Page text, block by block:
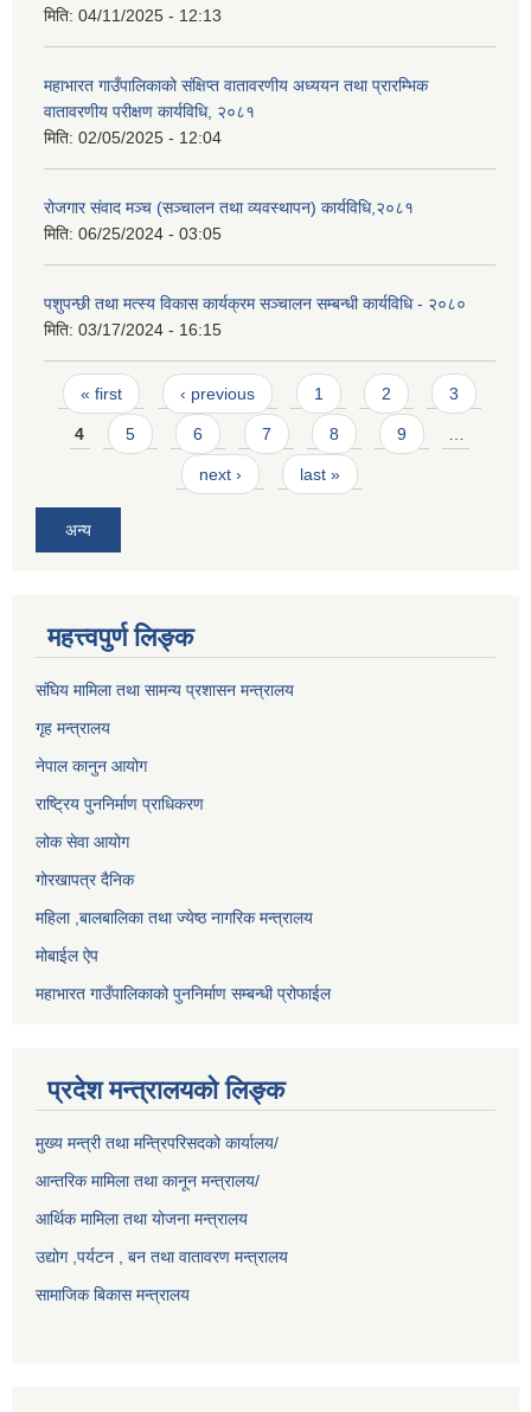
मिति: 04/11/2025 - 12:13
महाभारत गाउँपालिकाको संक्षिप्त वातावरणीय अध्ययन तथा प्रारम्भिक
वातावरणीय परीक्षण कार्यविधि, २०८१
मिति: 02/05/2025 - 12:04
रोजगार संवाद मञ्च (सञ्चालन तथा व्यवस्थापन) कार्यविधि,२०८१
मिति: 06/25/2024 - 03:05
पशुपन्छी तथा मत्स्य विकास कार्यक्रम सञ्चालन सम्बन्धी कार्यविधि - २०८०
मिति: 03/17/2024 - 16:15
Pages
« first ‹ previous 1 2 3
4 5 6 7 8 9
next › last »
अन्य
महत्त्वपुर्ण लिङ्क
संघिय मामिला तथा सामन्य प्रशासन मन्त्रालय
गृह मन्त्रालय
नेपाल कानुन आयोग
राष्ट्रिय पुननिर्माण प्राधिकरण
लोक सेवा आयोग
गोरखापत्र दैनिक
महिला ,बालबालिका तथा ज्येष्ठ नागरिक मन्त्रालय
मोबाईल ऐप
महाभारत गाउँपालिकाको पुननिर्माण सम्बन्धी प्रोफाईल
प्रदेश मन्त्रालयको लिङ्क
मुख्य मन्त्री तथा मन्त्रिपरिसदको कार्यालय/
आन्तरिक मामिला तथा कानून मन्त्रालय/
आर्थिक मामिला तथा योजना मन्त्रालय
उद्योग ,पर्यटन , बन तथा वातावरण मन्त्रालय
सामाजिक बिकास मन्त्रालय